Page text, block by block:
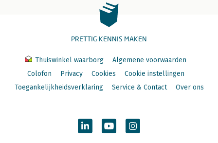
PRETTIG KENNIS MAKEN
Thuiswinkel waarborg
Algemene voorwaarden
Colofon
Privacy Cookies
Cookie instellingen
Toegankelijkheidsverklaring
Service & Contact Over ons